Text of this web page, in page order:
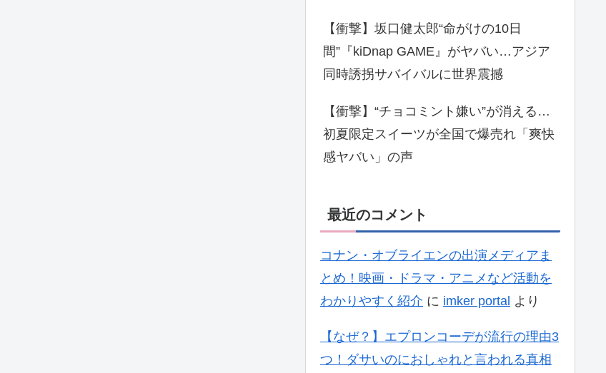
【衝撃】坂口健太郎“命がけの10日
間”『kiDnap GAME』がヤバい…アジア
同時誘拐サバイバルに世界震撼
【衝撃】“チョコミント嫌い”が消える…
初夏限定スイーツが全国で爆売れ「爽快
感ヤバい」の声
最近のコメント
コナン・オブライエンの出演メディアま
とめ！映画・ドラマ・アニメなど活動を
わかりやすく紹介 に imker portal より
【なぜ？】エプロンコーデが流行の理由3
つ！ダサいのにおしゃれと言われる真相